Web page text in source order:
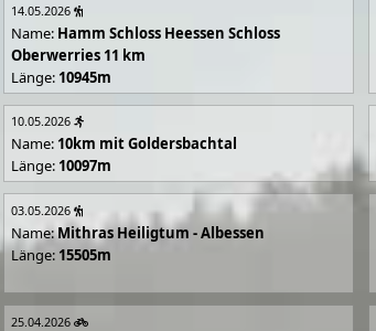
14.05.2026
Name: Hamm Schloss Heessen Schloss
Oberwerries 11 km
Länge: 10945m
10.05.2026
Name: 10km mit Goldersbachtal
Länge: 10097m
03.05.2026
Name:Mithras Heiligtum - Albessen
Länge: 15505m
25.04.2026